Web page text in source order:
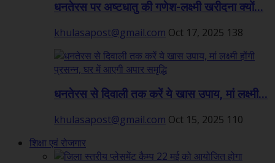
धनतेरस पर अष्टधातु की गणेश-लक्ष्मी खरीदना क्यों...
khulasapost@gmail.com Oct 17, 2025 138
धनतेरस से दिवाली तक करें ये खास उपाय, मां लक्ष्मी...
khulasapost@gmail.com Oct 15, 2025 110
शिक्षा एवं रोजगार